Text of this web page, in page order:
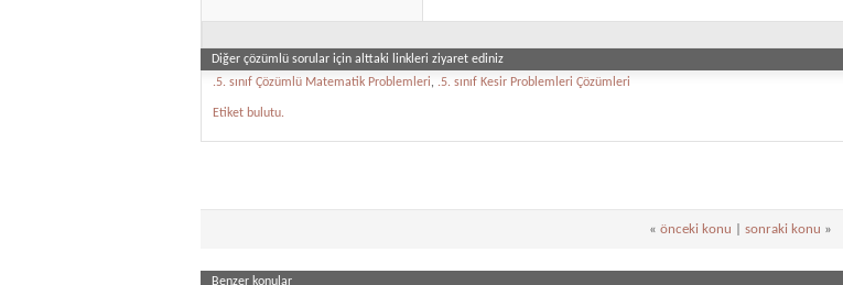
Diğer çözümlü sorular için alttaki linkleri ziyaret ediniz
.5. sınıf Çözümlü Matematik Problemleri, .5. sınıf Kesir Problemleri Çözümleri
Etiket bulutu.
« önceki konu sonraki konu »
Benzer konular